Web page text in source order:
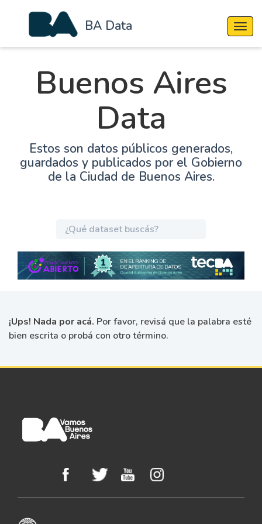
BA Data
Buenos Aires
Data
Estos son datos públicos generados,
guardados y publicados por el Gobierno
de la Ciudad de Buenos Aires.
¡Ups! Nada por acá. Por favor, revisá que la palabra esté
bien escrita o probá con otro término.